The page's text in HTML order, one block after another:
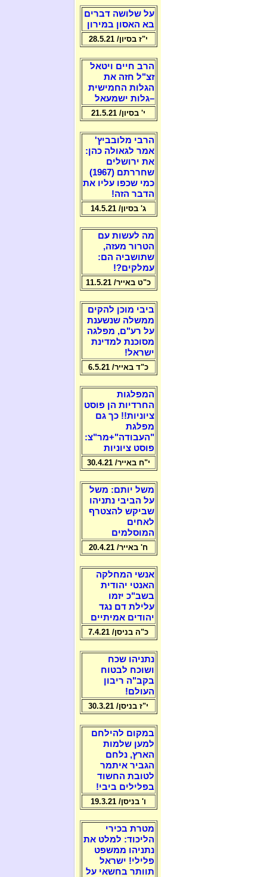
על שלושה דברים
בא האסון במירון
י"ז בסיון/ 28.5.21
הרב חיים ויטאל
זצ"ל חזה את
הגלות החמישית
–גלות ישמעאל
י' בסיון/ 21.5.21
הרבי מלובביץ'
אמר לגאולה כהן:
את ירושלים
שחררתם (1967)
כמי שכפו עליו את
הדבר הזה!
ג' בסיון/ 14.5.21
מה לעשות עם
הטרור מעזה,
שתושביה הם:
עמלקים?!
כ"ט באייר/ 11.5.21
ביבי מוכן להקים
ממשלה שנשענת
על רע"ם, מפלגה
מסוכנת למדינת
ישראל!
כ"ד באייר/ 6.5.21
המפלגות
החרדיות הן פוסט
ציוניות!! כך גם
מפלגת
"העבודה"+מר"צ:
פוסט ציוניות
י"ח באייר/ 30.4.21
משל יותם: משל
על הביבי נתניהו
שביקש להצטרף
לאחים
המוסלמים
ח' באייר/ 20.4.21
אנשי המחלקה
האנטי יהודית
בשב"כ יזמו
עלילת דם נגד
יהודים אמיתיים
כ"ה בניסן/ 7.4.21
נתניהו שכח
ושוכח לבטוח
בקב"ה ריבון
העולם!
י"ז בניסן/ 30.3.21
במקום להילחם
למען שלמות
הארץ, נלחם
הגביר איתמר
לטובת החשוד
בפלילים ביבי!
ו' בניסן/ 19.3.21
מטרת בכירי
הליכוד: למלט את
נתניהו ממשפט
פלילי! ישראל
תוותר בחשאי על